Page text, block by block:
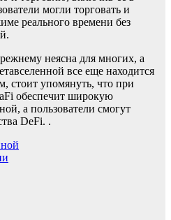
могли торговать и
реального времени без
неясна для многих, а
все еще находится
стоит упомянуть, что при
обеспечит широкую
а пользователи смогут
DeFi. .